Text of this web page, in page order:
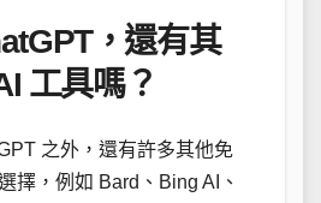
，還有其
工具嗎？
之外，還有許多其他免
擇，例如 Bard、Bing AI、